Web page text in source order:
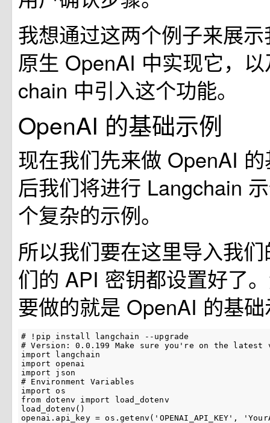
我想通过这两个例子来展
原生 OpenAI 中实现它，
chain 中引入这个功能。
OpenAI 的基础示例
现在我们先来做 OpenAI
后我们将进行 Langchain
个复杂的示例。
所以我们要在这里导入我
们的 API 密钥都设置好了
要做的就是 OpenAI 的基
# !pip install langchain --upgrade
# Version: 0.0.199 Make sure you're on the latest
import
langchain
import
openai
import
json
# Environment Variables
import
os
from dotenv import
load_dotenv
load_dotenv ()
openai . api_key = os . getenv ( 'OPENAI_API_KEY' ,